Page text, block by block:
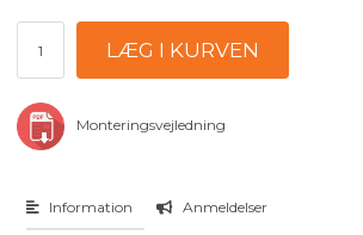
Monteringsvejledning
Information Anmeldelser